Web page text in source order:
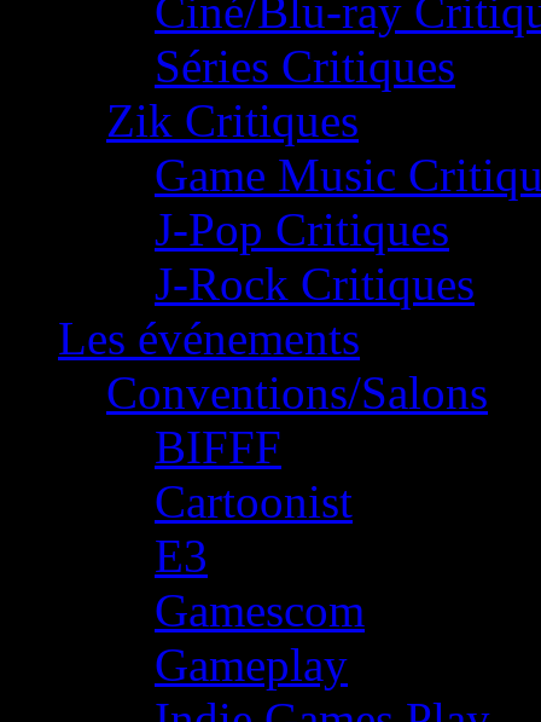
Ciné/Blu-ray
Séries Critiques
Zik Critiques
Game Music
J-Pop Critiques
J-Rock Critiques
Les événements
Conventions/Salons
BIFFF
Cartoonist
E3
Gamescom
Gameplay